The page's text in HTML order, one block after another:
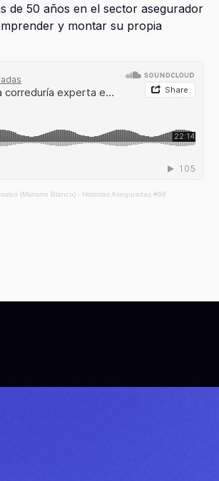
de 50 años en el sector asegurador
y montar su propia
(Mariano Blanco) - Historias Aseguradas #68